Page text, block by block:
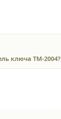
ключа ТМ-2004?